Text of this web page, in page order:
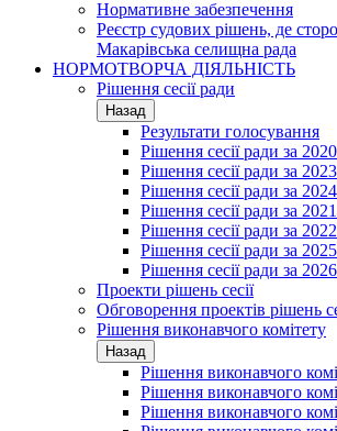
Нормативне забезпечення
Реєстр судових рішень, де
Макарівська селищна рада
НОРМОТВОРЧА ДІЯЛЬНІСТЬ
Рішення сесії ради
Назад
Результати голосування
Рішення сесії ради за
Рішення сесії ради за
Рішення сесії ради за
Рішення сесії ради за
Рішення сесії ради за
Рішення сесії ради за
Рішення сесії ради за
Проекти рішень сесії
Обговорення проектів рішень
Рішення виконавчого комітету
Назад
Рішення виконавчого
Рішення виконавчого
Рішення виконавчого